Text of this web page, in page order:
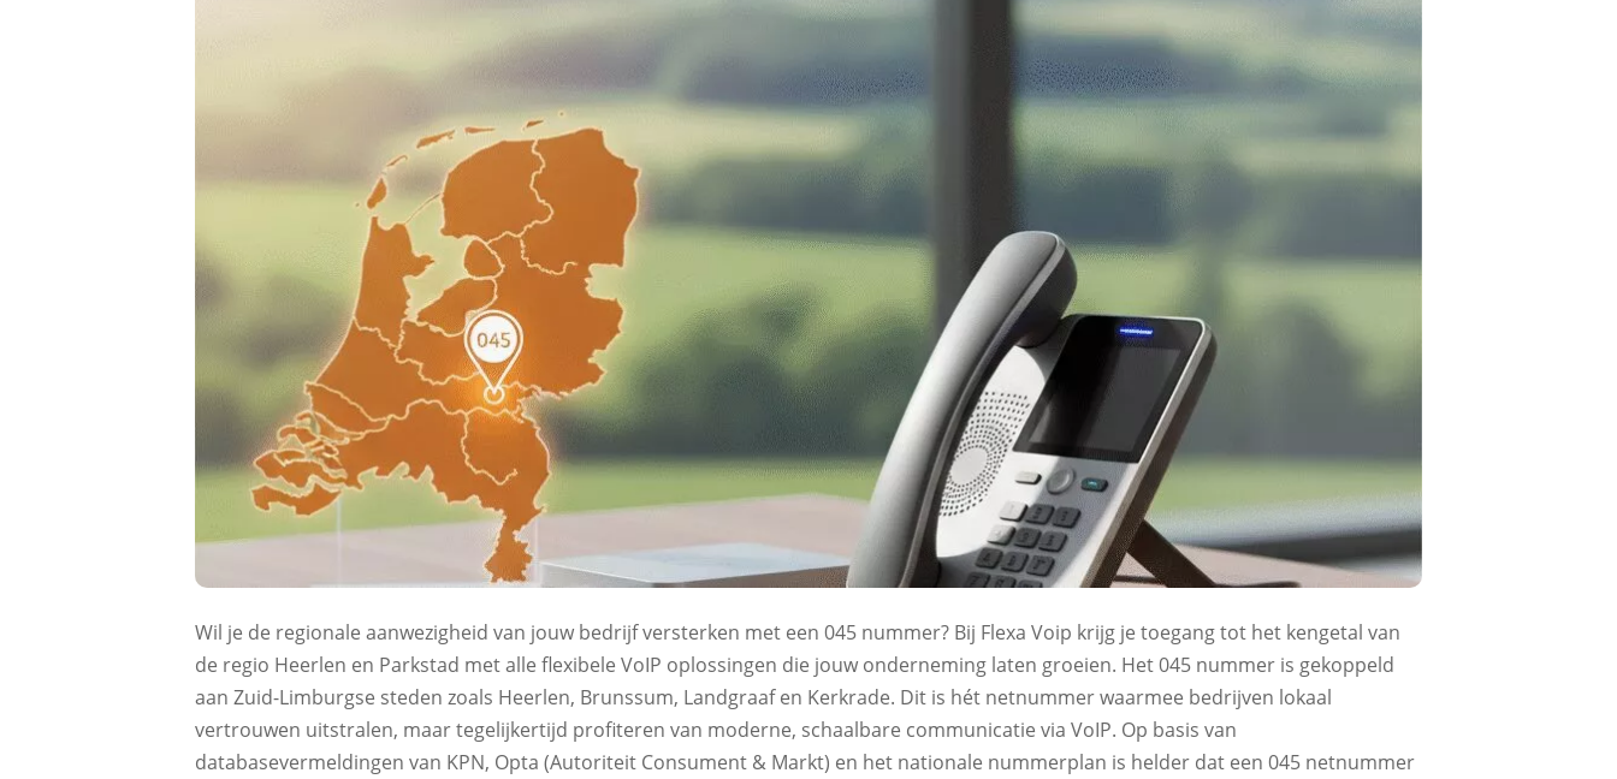
Wil je de regionale aanwezigheid van jouw bedrijf versterken met een 045 nummer? Bij Flexa Voip krijg je toegang tot het kengetal van
de regio Heerlen en Parkstad met alle flexibele VoIP oplossingen die jouw onderneming laten groeien. Het 045 nummer is gekoppeld
aan Zuid-Limburgse steden zoals Heerlen, Brunssum, Landgraaf en Kerkrade. Dit is hét netnummer waarmee bedrijven lokaal
vertrouwen uitstralen, maar tegelijkertijd profiteren van moderne, schaalbare communicatie via VoIP. Op basis van
databasevermeldingen van KPN, Opta (Autoriteit Consument & Markt) en het nationale nummerplan is helder dat een 045 netnummer